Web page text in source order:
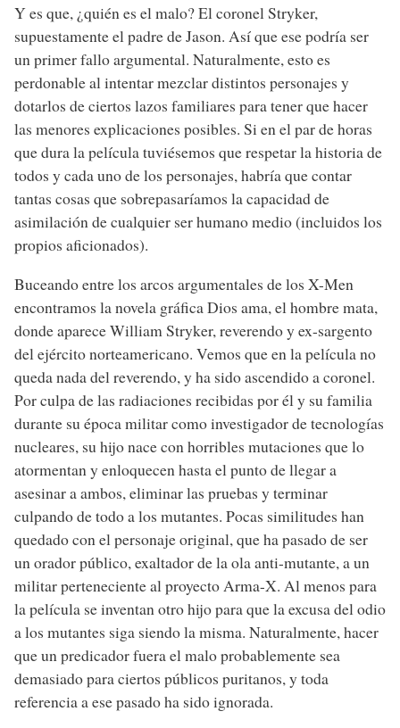
Y es que, ¿quién es el malo? El coronel Stryker,
supuestamente el padre de Jason. Así que ese podría ser
un primer fallo argumental. Naturalmente, esto es
perdonable al intentar mezclar distintos personajes y
dotarlos de ciertos lazos familiares para tener que hacer
las menores explicaciones posibles. Si en el par de horas
que dura la película tuviésemos que respetar la historia de
todos y cada uno de los personajes, habría que contar
tantas cosas que sobrepasaríamos la capacidad de
asimilación de cualquier ser humano medio (incluidos los
propios aficionados).
Buceando entre los arcos argumentales de los X-Men
encontramos la novela gráfica Dios ama, el hombre mata,
donde aparece William Stryker, reverendo y ex-sargento
del ejército norteamericano. Vemos que en la película no
queda nada del reverendo, y ha sido ascendido a coronel.
Por culpa de las radiaciones recibidas por él y su familia
durante su época militar como investigador de tecnologías
nucleares, su hijo nace con horribles mutaciones que lo
atormentan y enloquecen hasta el punto de llegar a
asesinar a ambos, eliminar las pruebas y terminar
culpando de todo a los mutantes. Pocas similitudes han
quedado con el personaje original, que ha pasado de ser
un orador público, exaltador de la ola anti-mutante, a un
militar perteneciente al proyecto Arma-X. Al menos para
la película se inventan otro hijo para que la excusa del odio
a los mutantes siga siendo la misma. Naturalmente, hacer
que un predicador fuera el malo probablemente sea
demasiado para ciertos públicos puritanos, y toda
referencia a ese pasado ha sido ignorada.